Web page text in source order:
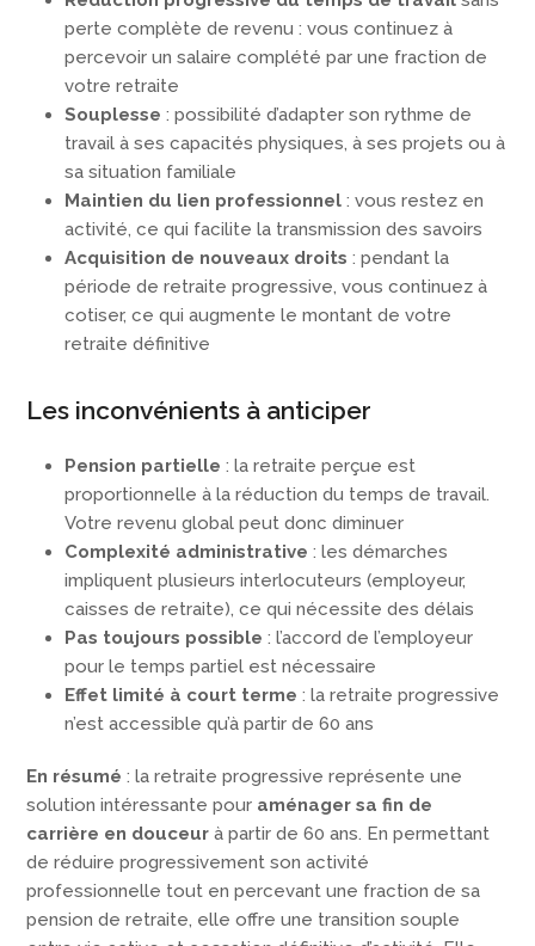
perte complète de revenu : vous continuez à
percevoir un salaire complété par une fraction de
votre retraite
Souplesse : possibilité d’adapter son rythme de
travail à ses capacités physiques, à ses projets ou à
sa situation familiale
Maintien du lien professionnel : vous restez en
activité, ce qui facilite la transmission des savoirs
Acquisition de nouveaux droits : pendant la
période de retraite progressive, vous continuez à
cotiser, ce qui augmente le montant de votre
retraite définitive
Les inconvénients à anticiper
Pension partielle : la retraite perçue est
proportionnelle à la réduction du temps de travail.
Votre revenu global peut donc diminuer
Complexité administrative : les démarches
impliquent plusieurs interlocuteurs (employeur,
caisses de retraite), ce qui nécessite des délais
Pas toujours possible : l’accord de l’employeur
pour le temps partiel est nécessaire
Effet limité à court terme : la retraite progressive
n’est accessible qu’à partir de 60 ans
En résumé: la retraite progressive représente une
solution intéressante pour aménager sa fin de
carrière en douceur à partir de 60 ans. En permettant
de réduire progressivement son activité
professionnelle tout en percevant une fraction de sa
pension de retraite, elle offre une transition souple